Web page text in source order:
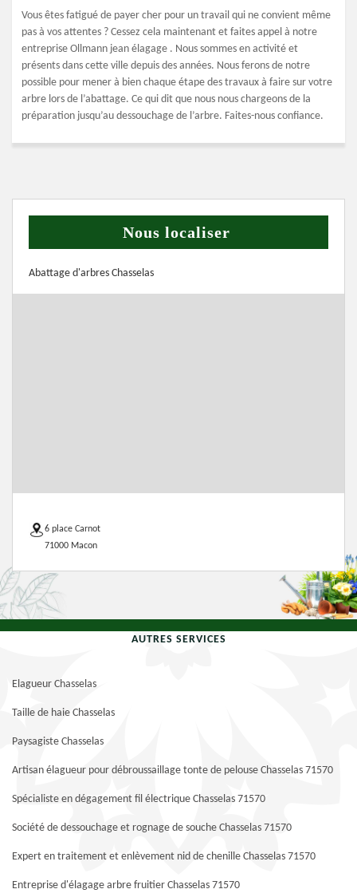
Vous êtes fatigué de payer cher pour un travail qui ne convient même
pas à vos attentes ? Cessez cela maintenant et faites appel à notre
entreprise Ollmann jean élagage . Nous sommes en activité et
présents dans cette ville depuis des années. Nous ferons de notre
possible pour mener à bien chaque étape des travaux à faire sur votre
arbre lors de l’abattage. Ce qui dit que nous nous chargeons de la
préparation jusqu’au dessouchage de l’arbre. Faites-nous confiance.
Nous localiser
Abattage d'arbres Chasselas
6 place Carnot
71000 Macon
AUTRES SERVICES
Elagueur Chasselas
Taille de haie Chasselas
Paysagiste Chasselas
Artisan élagueur pour débroussaillage tonte de pelouse Chasselas 71570
Spécialiste en dégagement fil électrique Chasselas 71570
Société de dessouchage et rognage de souche Chasselas 71570
Expert en traitement et enlèvement nid de chenille Chasselas 71570
Entreprise d'élagage arbre fruitier Chasselas 71570